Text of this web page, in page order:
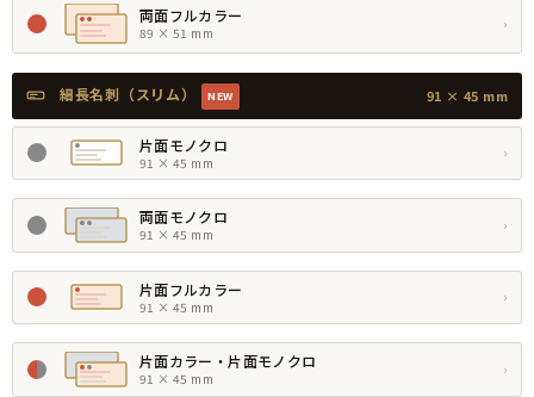
両面フルカラー
89 × 51 mm
›
細長名刺（スリム） NEW 91 × 45 mm
片面モノクロ
91 × 45 mm
›
両面モノクロ
91 × 45 mm
›
片面フルカラー
91 × 45 mm
›
片面カラー・片面モノクロ
91 × 45 mm
›